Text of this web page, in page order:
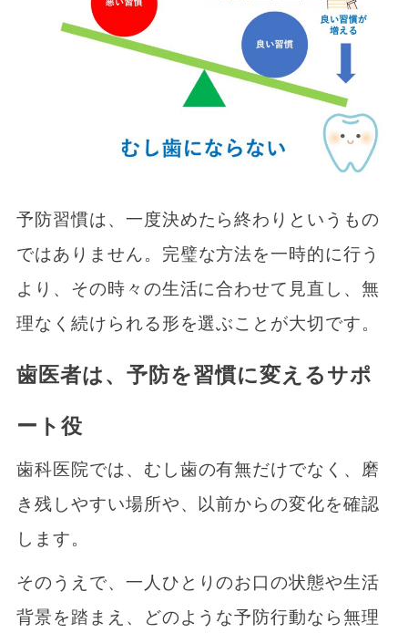
予防習慣は、一度決めたら終わりというもの
ではありません。完璧な方法を一時的に行う
より、その時々の生活に合わせて見直し、無
理なく続けられる形を選ぶことが大切です。
歯医者は、予防を習慣に変えるサポ
ート役
歯科医院では、むし歯の有無だけでなく、磨
き残しやすい場所や、以前からの変化を確認
します。
そのうえで、一人ひとりのお口の状態や生活
背景を踏まえ、どのような予防行動なら無理